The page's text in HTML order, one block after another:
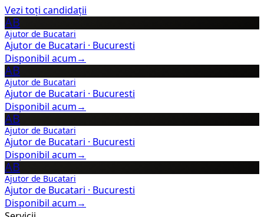
Vezi toți candidații
AB
Ajutor de Bucatari
Ajutor de Bucatari · Bucuresti
Disponibil acum→
AB
Ajutor de Bucatari
Ajutor de Bucatari · Bucuresti
Disponibil acum→
AB
Ajutor de Bucatari
Ajutor de Bucatari · Bucuresti
Disponibil acum→
AB
Ajutor de Bucatari
Ajutor de Bucatari · Bucuresti
Disponibil acum→